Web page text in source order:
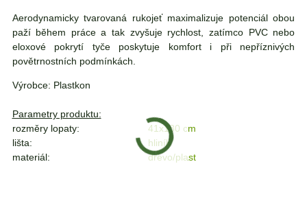
Aerodynamicky tvarovaná rukojeť maximalizuje potenciál obou
paží během práce a tak zvyšuje rychlost, zatímco PVC nebo
eloxové pokrytí tyče poskytuje komfort i při nepříznivých
povětrnostních podmínkách.
Výrobce: Plastkon
Parametry produktu:
rozměry lopaty:
41x130 cm
lišta:
hliník
materiál:
dřevo/plast